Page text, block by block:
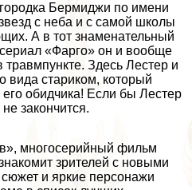
Бермиджи по имени
с неба и с самой школы
А в тот знаменательный
сериал «Фарго» он и вообще
травмпункте. Здесь Лестер и
вида стариком, который
обидчика! Если бы Лестер
закончится.
многосерийный фильм
зрителей с новыми
и яркие персонажи